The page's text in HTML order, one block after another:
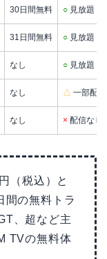
30日間無料 ○ 見放題
31日間無料 ○ 見放題
なし ○ 見放題
なし △ 一部配信
なし × 配信なし
（税込）と
間の無料トラ
、超など主
TVの無料体